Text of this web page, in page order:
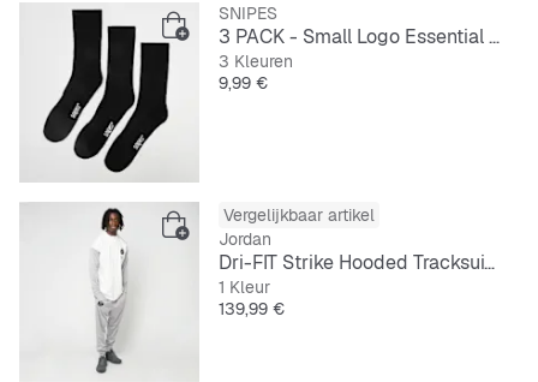
SNIPES
3 PACK - Small Logo Essential Crew Socks
3 Kleuren
Prijs
9,99 €
Vergelijkbaar artikel
Jordan
Dri-FIT Strike Hooded Tracksuit KSE5
1 Kleur
Prijs
139,99 €